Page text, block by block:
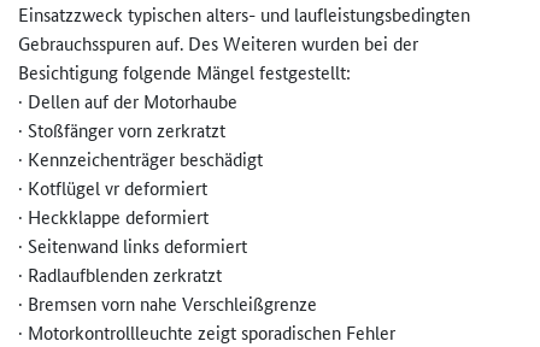
Einsatzzweck typischen alters- und laufleistungsbedingten
Gebrauchsspuren auf. Des Weiteren wurden bei der
Besichtigung folgende Mängel festgestellt:
· Dellen auf der Motorhaube
· Stoßfänger vorn zerkratzt
· Kennzeichenträger beschädigt
· Kotflügel vr deformiert
· Heckklappe deformiert
· Seitenwand links deformiert
· Radlaufblenden zerkratzt
· Bremsen vorn nahe Verschleißgrenze
· Motorkontrollleuchte zeigt sporadischen Fehler